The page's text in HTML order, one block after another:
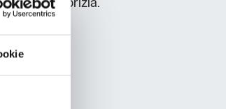
Gorica-Gorizia.